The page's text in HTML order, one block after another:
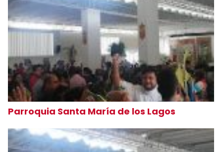
Parroquia Santa María de los Lagos